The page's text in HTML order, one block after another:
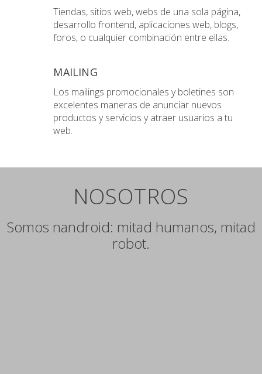
Tiendas, sitios web, webs de una sola página,
desarrollo frontend, aplicaciones web, blogs,
foros, o cualquier combinación entre ellas.
MAILING
Los mailings promocionales y boletines son
excelentes maneras de anunciar nuevos
productos y servicios y atraer usuarios a tu
web.
NOSOTROS
Somos nandroid: mitad humanos, mitad
robot.